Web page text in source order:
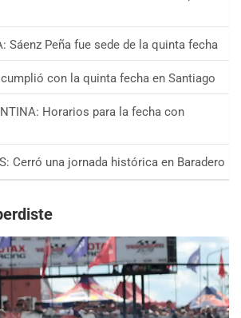
Sáenz Peña fue sede de la quinta fecha
cumplió con la quinta fecha en Santiago
Horarios para la fecha con
Cerró una jornada histórica en Baradero